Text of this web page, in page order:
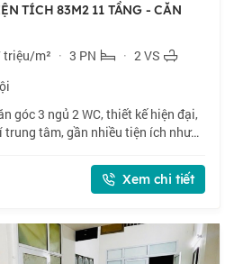
TÍCH 83M2 11 TẦNG - CĂN
triệu/m² · 3 PN · 2 VS
góc 3 ngủ 2 WC, thiết kế hiện đại,
tâm, gần nhiều tiện ích như
Xem chi tiết